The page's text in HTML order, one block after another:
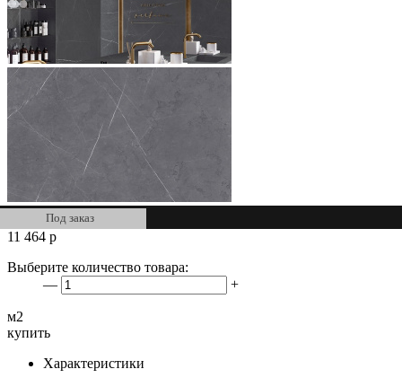
Под заказ
11 464 р
Выберите количество товара:
—
+
м2
купить
Характеристики